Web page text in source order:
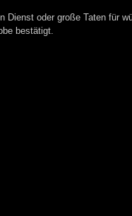
oder große Taten für
bestätigt.